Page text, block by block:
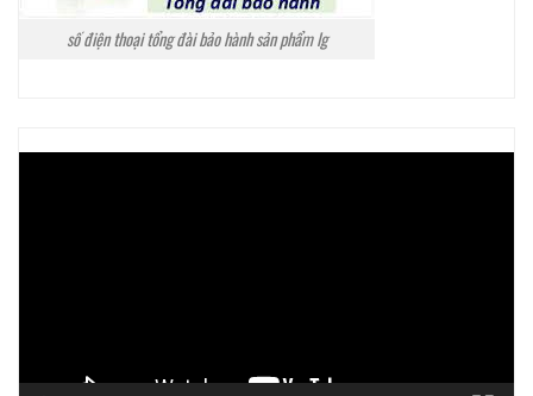
số điện thoại tổng đài bảo hành sản phẩm lg